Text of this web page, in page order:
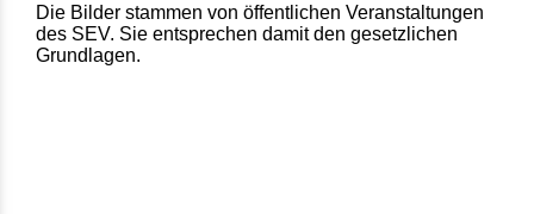
Die Bilder stammen von öffentlichen Veranstaltungen
des SEV. Sie entsprechen damit den gesetzlichen
Grundlagen.